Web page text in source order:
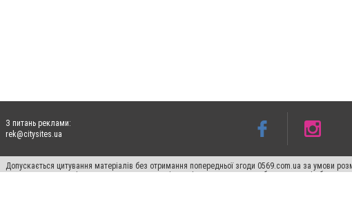
З питань реклами:
rek@citysites.ua
Допускається цитування матеріалів без отримання попередньої згоди 0569.com.ua за умови
пошукових систем гіперпосилання на цитовані статті не нижче другого абзацу в тексті або в